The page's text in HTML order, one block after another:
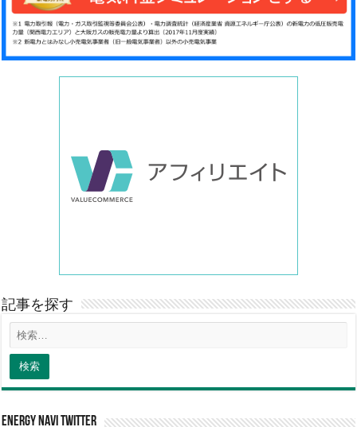
記事を探す
energy navi twitter